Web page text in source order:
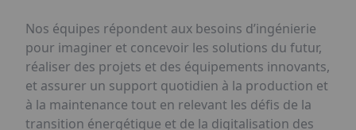
Nos équipes répondent aux besoins d’ingénierie
pour imaginer et concevoir les solutions du futur,
réaliser des projets et des équipements innovants,
et assurer un support quotidien à la production et
à la maintenance tout en relevant les défis de la
transition énergétique et de la digitalisation des